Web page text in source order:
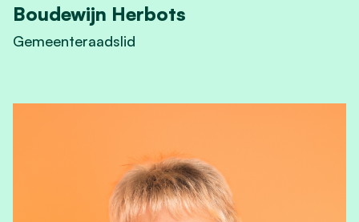
Boudewijn Herbots
Gemeenteraadslid